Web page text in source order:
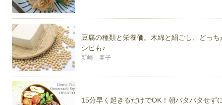
豆腐の種類と栄養価。木綿と絹ごし、どっ
シピも♪
新崎 亜子
15分早く起きるだけでOK！朝バタバタせず